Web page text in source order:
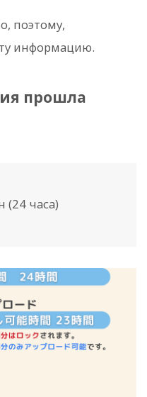
поэтому,
информацию.
прошла
(24 часа)